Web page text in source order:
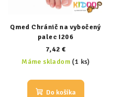
Qmed Chránič na vybočený
palec I206
7,42 €
Máme skladom (1 ks)
Do košíka